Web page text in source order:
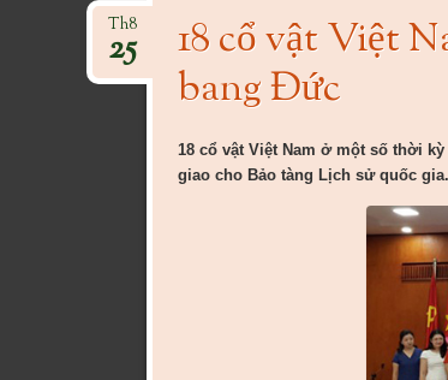
18 cổ vật Việt
bang Đức
Th8
25
18 cổ vật Việt Nam ở một số thời
giao cho Bảo tàng Lịch sử quốc